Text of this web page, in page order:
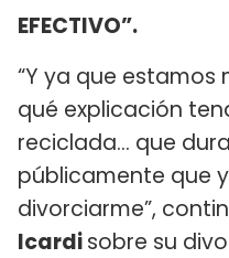
EFECTIVO”.
“Y ya que
qué explicación
reciclada... que
públicamente que
divorciarme”,
Icardisobre su